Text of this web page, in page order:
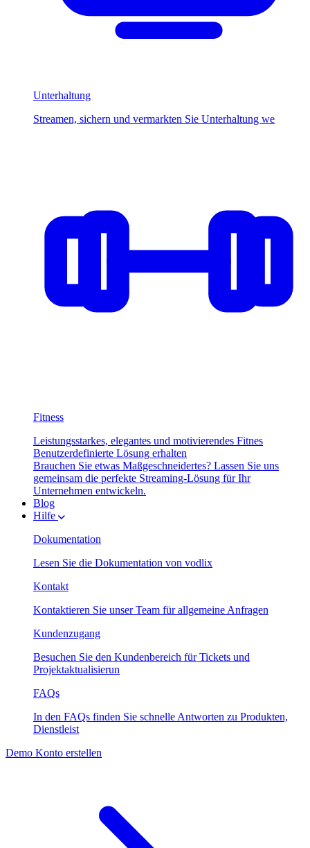
Unterhaltung
Streamen, sichern und vermarkten Sie Unterhaltung we
Fitness
Leistungsstarkes, elegantes und motivierendes Fitnes
Benutzerdefinierte Lösung erhalten
Brauchen Sie etwas Maßgeschneidertes? Lassen Sie uns
gemeinsam die perfekte Streaming-Lösung für Ihr
Unternehmen entwickeln.
Blog
Hilfe
Dokumentation
Lesen Sie die Dokumentation von vodlix
Kontakt
Kontaktieren Sie unser Team für allgemeine Anfragen
Kundenzugang
Besuchen Sie den Kundenbereich für Tickets und
Projektaktualisierun
FAQs
In den FAQs finden Sie schnelle Antworten zu Produkten,
Dienstleist
Demo Konto erstellen